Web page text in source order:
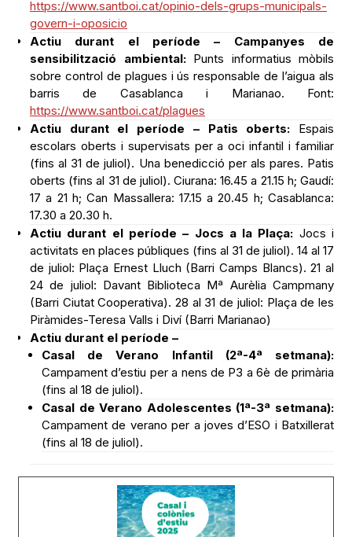
https://www.santboi.cat/opinio-dels-grups-municipals-
govern-i-oposicio
Actiu durant el període – Campanyes de
sensibilització ambiental:Punts informatius mòbils
sobre control de plagues i ús responsable de l’aigua als
barris de Casablanca i Marianao. Font:
https://www.santboi.cat/plagues
Actiu durant el període – Patis oberts: Espais
escolars oberts i supervisats per a oci infantil i familiar
(fins al 31 de juliol). Una benedicció per als pares. Patis
oberts (fins al 31 de juliol). Ciurana: 16.45 a 21.15 h; Gaudí:
17 a 21 h; Can Massallera: 17.15 a 20.45 h; Casablanca:
17.30 a 20.30 h.
Actiu durant el període – Jocs a la Plaça: Jocs i
activitats en places públiques (fins al 31 de juliol). 14 al 17
de juliol: Plaça Ernest Lluch (Barri Camps Blancs). 21 al
24 de juliol: Davant Biblioteca Mª Aurèlia Campmany
(Barri Ciutat Cooperativa). 28 al 31 de juliol: Plaça de les
Piràmides-Teresa Valls i Diví (Barri Marianao)
Actiu durant el període –
Casal de Verano Infantil (2ª-4ª setmana):
Campament d’estiu per a nens de P3 a 6è de primària
(fins al 18 de juliol).
Casal de Verano Adolescentes (1ª-3ª setmana):
Campament de verano per a joves d’ESO i Batxillerat
(fins al 18 de juliol).